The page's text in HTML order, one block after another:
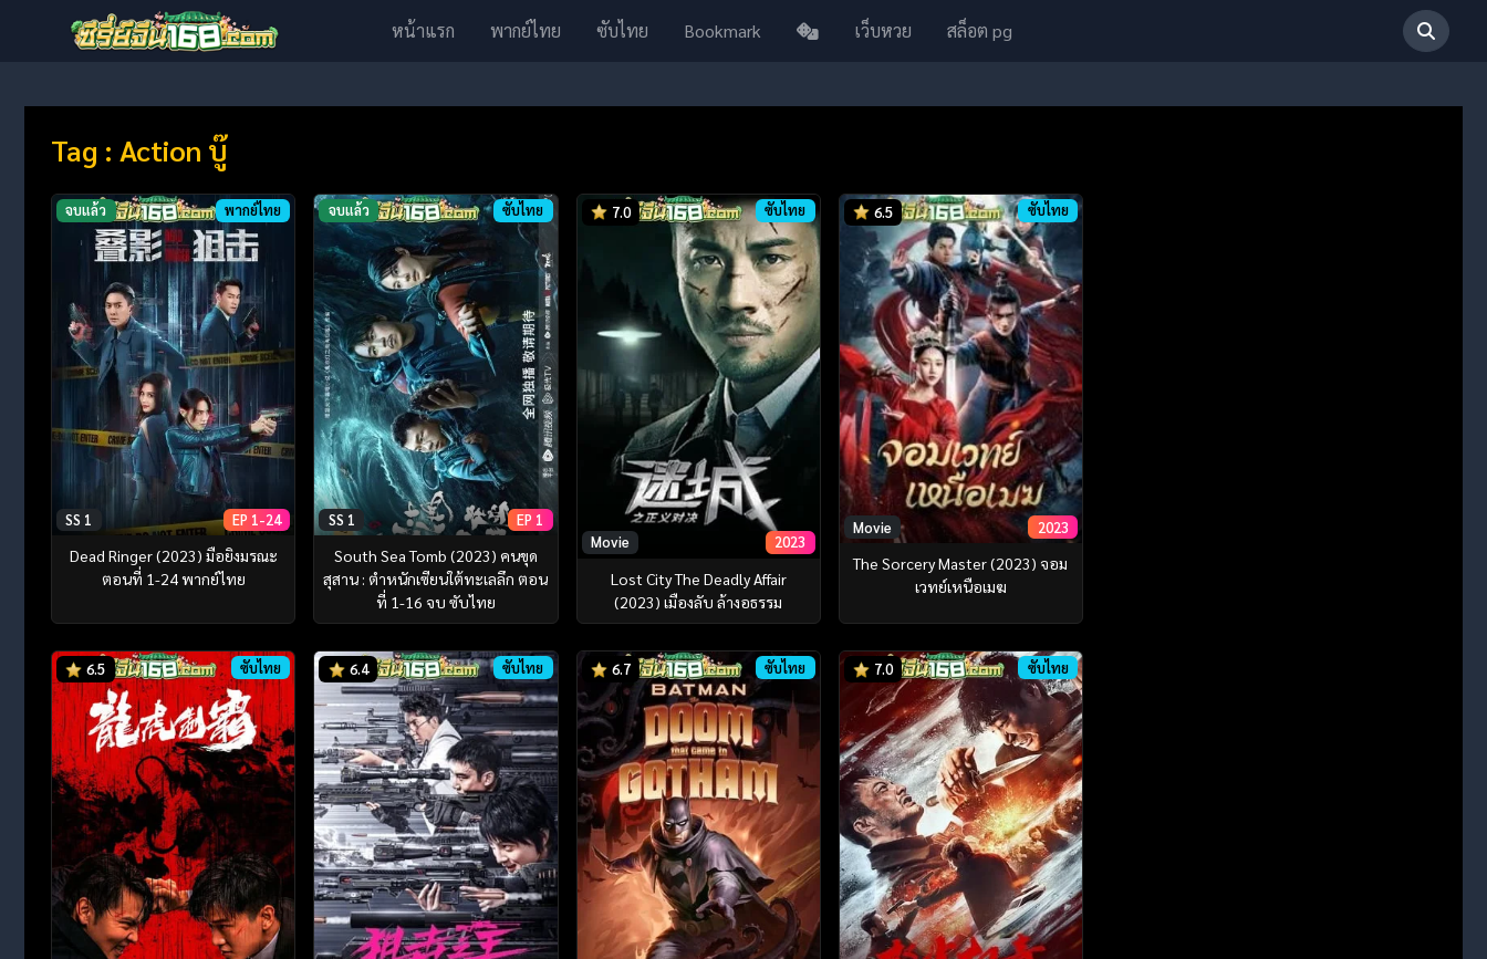
หน้าแรก พากย์ไทย ซับไทย Bookmark เว็บหวย สล็อต pg
Tag : Action บู๊
จบแล้ว พากย์ไทย
SS 1 EP 1-24
Dead Ringer (2023) มือยิงมรณะ
ตอนที่ 1-24 พากย์ไทย
จบแล้ว ซับไทย
SS 1 EP 1
South Sea Tomb (2023) คนขุด
สุสาน : ตำหนักเซียนใต้ทะเลลึก ตอน
ที่ 1-16 จบ ซับไทย
7.0 ซับไทย
Movie 2023
Lost City The Deadly Affair
(2023) เมืองลับ ล้างอธรรม
6.5 ซับไทย
Movie 2023
The Sorcery Master (2023) จอม
เวทย์เหนือเมฆ
6.5 ซับไทย 6.4 ซับไทย 6.7 ซับไทย 7.0 ซับไทย